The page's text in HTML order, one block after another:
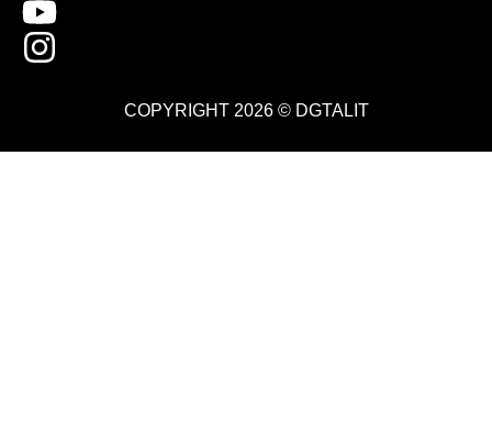
COPYRIGHT 2026 © DGTALIT